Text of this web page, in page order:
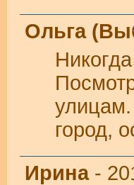
Ольга
город,
Ирина-